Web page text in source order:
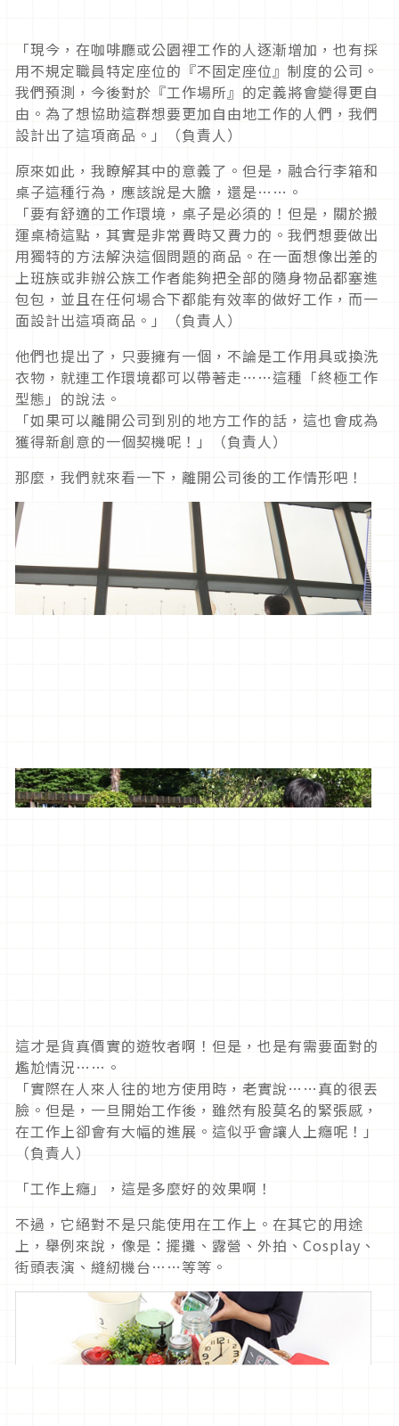
「現今，在咖啡廳或公園裡工作的人逐漸增加，也有採
用不規定職員特定座位的『不固定座位』制度的公司。
我們預測，今後對於『工作場所』的定義將會變得更自
由。為了想協助這群想要更加自由地工作的人們，我們
設計出了這項商品。」（負責人）
原來如此，我瞭解其中的意義了。但是，融合行李箱和
桌子這種行為，應該說是大膽，還是……。
「要有舒適的工作環境，桌子是必須的！但是，關於搬
運桌椅這點，其實是非常費時又費力的。我們想要做出
用獨特的方法解決這個問題的商品。在一面想像出差的
上班族或非辦公族工作者能夠把全部的隨身物品都塞進
包包，並且在任何場合下都能有效率的做好工作，而一
面設計出這項商品。」（負責人）
他們也提出了，只要擁有一個，不論是工作用具或換洗
衣物，就連工作環境都可以帶著走……這種「終極工作
型態」的說法。
「如果可以離開公司到別的地方工作的話，這也會成為
獲得新創意的一個契機呢！」（負責人）
那麼，我們就來看一下，離開公司後的工作情形吧！
這才是貨真價實的遊牧者啊！但是，也是有需要面對的
尷尬情況……。
「實際在人來人往的地方使用時，老實說……真的很丟
臉。但是，一旦開始工作後，雖然有股莫名的緊張感，
在工作上卻會有大幅的進展。這似乎會讓人上癮呢！」
（負責人）
「工作上癮」，這是多麼好的效果啊！
不過，它絕對不是只能使用在工作上。在其它的用途
上，舉例來說，像是：擺攤、露營、外拍、Cosplay、
街頭表演、縫紉機台……等等。